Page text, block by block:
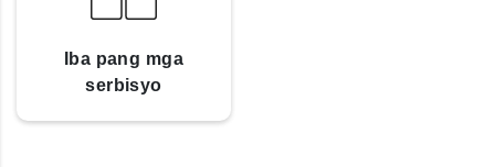
Iba pang mga
serbisyo